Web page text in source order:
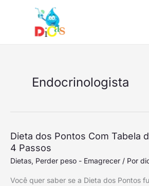
Endocrinologista
Dieta dos Pontos Com Tabela
4 Passos
Dietas, Perder peso - Emagrecer / Por
Você quer saber se a Dieta dos Pontos
Dieta
dos
Pontos
Tabela